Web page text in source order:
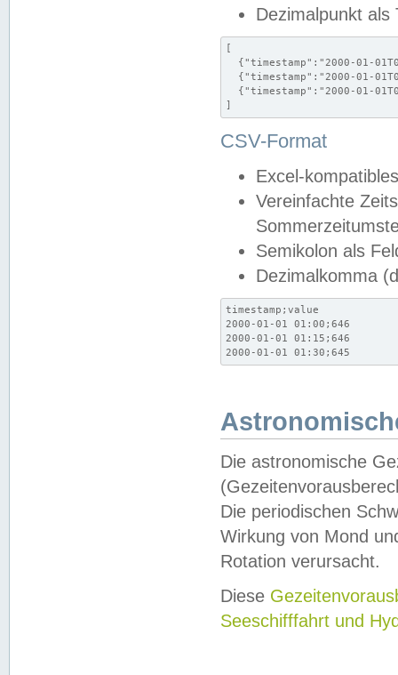
Dezimalpunkt als
[
{"timestamp":"2000-01-
{"timestamp":"2000-01-
{"timestamp":"2000-01-
]
CSV-Format
Excel-
Vereinfachte
Semikolon als
Dezimalkomma
timestamp;value
2000-01-01 01:00;646
2000-01-01 01:15;646
2000-01-01 01:30;645
Die astronomische
Die periodischen
Wirkung von Mond
Rotation verursacht.
Diese
Seeschifffahrt und